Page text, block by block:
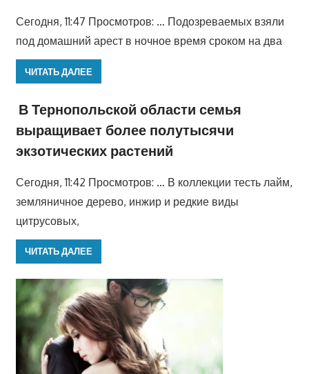
Сегодня, 11:47 Просмотров: … Подозреваемых взяли
под домашний арест в ночное время сроком на два
ЧИТАТЬ ДАЛЕЕ
В Тернопольской области семья
выращивает более полутысячи
экзотических растений
Сегодня, 11:42 Просмотров: … В коллекции тесть лайм,
земляничное дерево, инжир и редкие виды
цитрусовых,
ЧИТАТЬ ДАЛЕЕ